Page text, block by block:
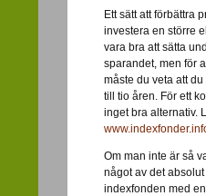
Ett sätt att förbättra
investera en större
vara bra att sätta
sparandet, men för
måste du veta att
till tio åren. För ett
inget bra alternativ.
Om man inte är så
något av det
indexfonden med